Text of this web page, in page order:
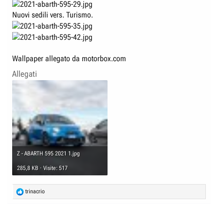
Nuovi sedili vers. Turismo.
Wallpaper allegato da motorbox.com
Allegati
Z - ABARTH 595 2021 1.jpg
285,8 KB · Visite: 517
R
e
trinacrio